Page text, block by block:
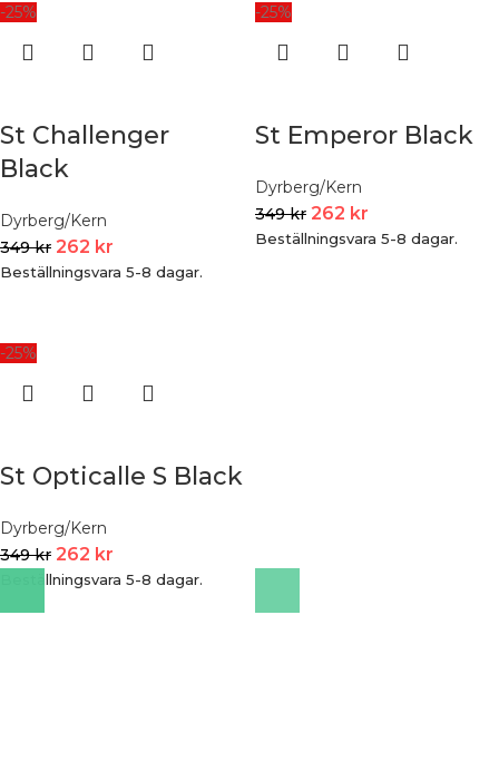
-25%
St Challenger
Black
Dyrberg/Kern
349kr 262 kr
Beställningsvara 5-8 dagar.
-25%
St Emperor Black
Dyrberg/Kern
349kr 262 kr
Beställningsvara 5-8 dagar.
-25%
St Opticalle S Black
Dyrberg/Kern
349kr 262 kr
Beställningsvara 5-8 dagar.